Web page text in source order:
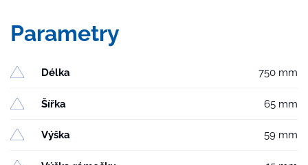
Parametry
Délka 750 mm
Šířka 65 mm
Výška 59 mm